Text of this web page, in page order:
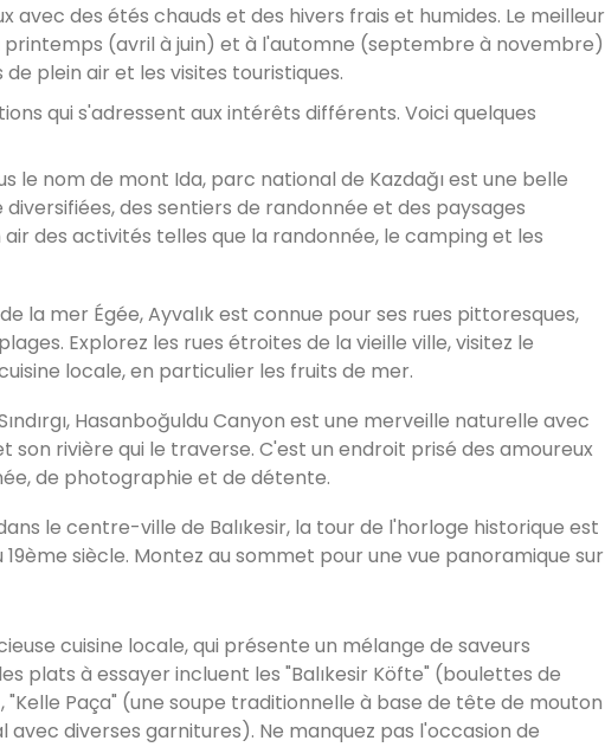
avec des étés chauds et des hivers frais et humides. Le meilleur
(avril à juin) et à l'automne (septembre à novembre)
plein air et les visites touristiques.
qui s'adressent aux intérêts différents. Voici quelques
le nom de mont Ida, parc national de Kazdağı est une belle
des sentiers de randonnée et des paysages
des activités telles que la randonnée, le camping et les
la mer Égée, Ayvalık est connue pour ses rues pittoresques,
Explorez les rues étroites de la vieille ville, visitez le
locale, en particulier les fruits de mer.
Hasanboğuldu Canyon est une merveille naturelle avec
rivière qui le traverse. C'est un endroit prisé des amoureux
de photographie et de détente.
le centre-ville de Balıkesir, la tour de l'horloge historique est
siècle. Montez au sommet pour une vue panoramique sur
cuisine locale, qui présente un mélange de saveurs
plats à essayer incluent les "Balıkesir Köfte" (boulettes de
Paça" (une soupe traditionnelle à base de tête de mouton
diverses garnitures). Ne manquez pas l'occasion de